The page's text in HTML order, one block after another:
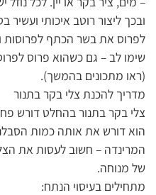
ובכך ליצור רוטב איכותי
לפרוס את בשר הכתף לפרוסות
שימו לב – גם כשהוא פרוס
(ראו מתכונים בהמשך).
מדריך להכנת צלי בקר בתנור
צלי בקר בתנור בהחלט דורש
הוא דורש את אותה כמות
המרינדה – חשוב לעסות את
של מנוחה.
מתחילים בעיסוי הנתח: